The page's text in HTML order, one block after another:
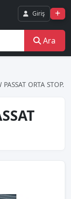
Giriş
Ara
ORTA STOP.